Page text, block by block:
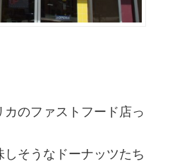
のファストフード店っ
そうなドーナッツたち